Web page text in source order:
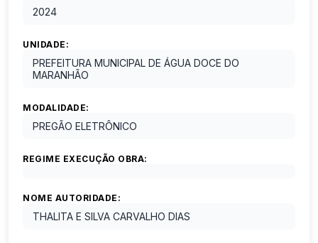
2024
UNIDADE:
PREFEITURA MUNICIPAL DE ÁGUA DOCE DO
MARANHÃO
MODALIDADE:
PREGÃO ELETRÔNICO
REGIME EXECUÇÃO OBRA:
NOME AUTORIDADE:
THALITA E SILVA CARVALHO DIAS